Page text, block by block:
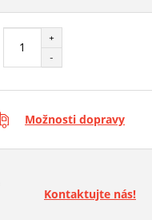
+
-
Možnosti dopravy
Kontaktujte nás!